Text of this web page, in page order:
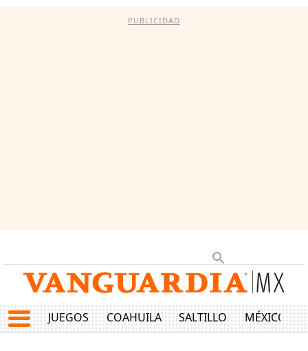
PUBLICIDAD
JUEGOS COAHUILA SALTILLO MÉXICO